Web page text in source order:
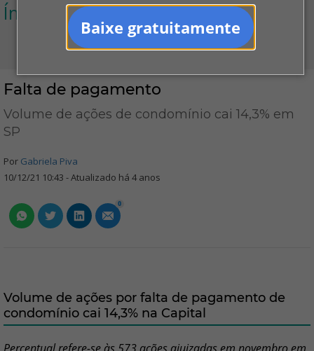
Baixe gratuitamente
Índices Condominiais
Falta de pagamento
Volume de ações de condomínio cai 14,3% em
SP
Por Gabriela Piva
10/12/21 10:43 - Atualizado há 4 anos
0
Volume de ações por falta de pagamento de
condomínio cai 14,3% na Capital